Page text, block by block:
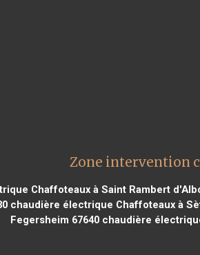
Zone intervention
Chaffoteaux à Saint Rambert
chaudière électrique Chaffoteaux à
Fegersheim 67640 chaudière